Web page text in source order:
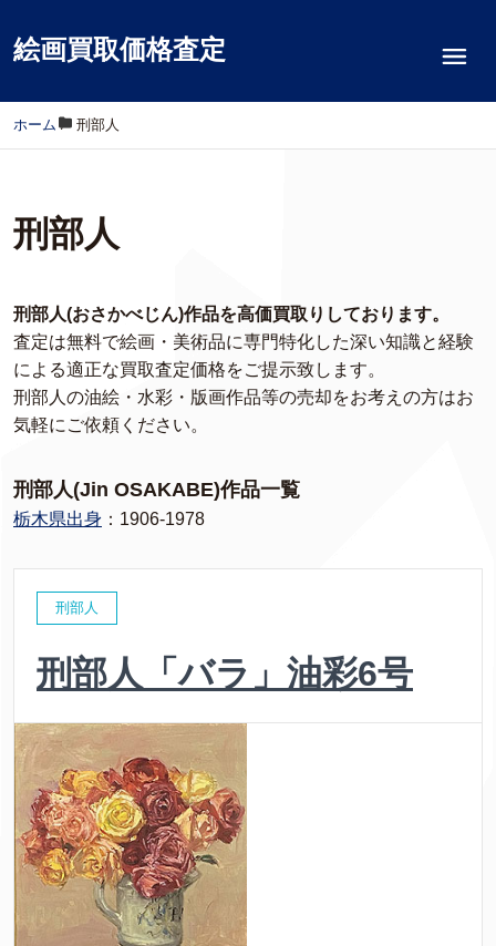
絵画買取価格査定
ホーム / 刑部人
刑部人
刑部人(おさかべじん)作品を高価買取りしております。
査定は無料で絵画・美術品に専門特化した深い知識と経験
による適正な買取査定価格をご提示致します。
刑部人の油絵・水彩・版画作品等の売却をお考えの方はお
気軽にご依頼ください。
刑部人(Jin OSAKABE)作品一覧
栃木県出身 ：1906-1978
刑部人
刑部人「バラ」油彩6号